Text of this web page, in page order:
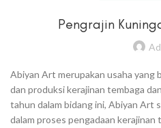
Pengrajin
Abiyan Art merupakan usaha yang
dan produksi kerajinan tembaga
tahun dalam bidang ini, Abiyan Art
dalam proses pengadaan kerajinan